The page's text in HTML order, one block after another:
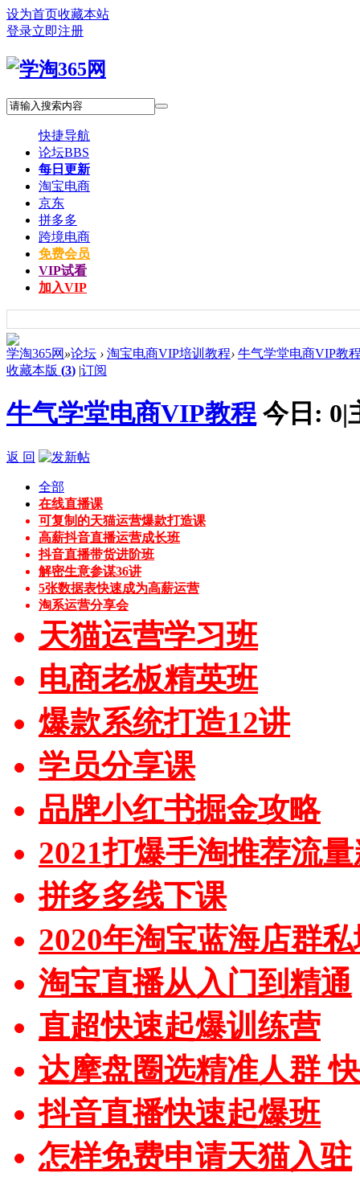
设为首页收藏本站
登录立即注册
快捷导航
论坛BBS
每日更新
淘宝电商
京东
拼多多
跨境电商
免费会员
VIP试看
加入VIP
学淘365网 »论坛 › 淘宝电商VIP培训教程› 牛气学堂电商VIP教
收藏本版 (3) |订阅
牛气学堂电商VIP教程 今日: 0|
返 回
全部
在线直播课
可复制的天猫运营爆款打造课
高薪抖音直播运营成长班
抖音直播带货进阶班
解密生意参谋36讲
5张数据表快速成为高薪运营
淘系运营分享会
天猫运营学习班
电商老板精英班
爆款系统打造12讲
学员分享课
品牌小红书掘金攻略
2021打爆手淘推荐流
拼多多线下课
2020年淘宝蓝海店群
淘宝直播从入门到精通
直超快速起爆训练营
达摩盘圈选精准人群
抖音直播快速起爆班
怎样免费申请天猫入驻